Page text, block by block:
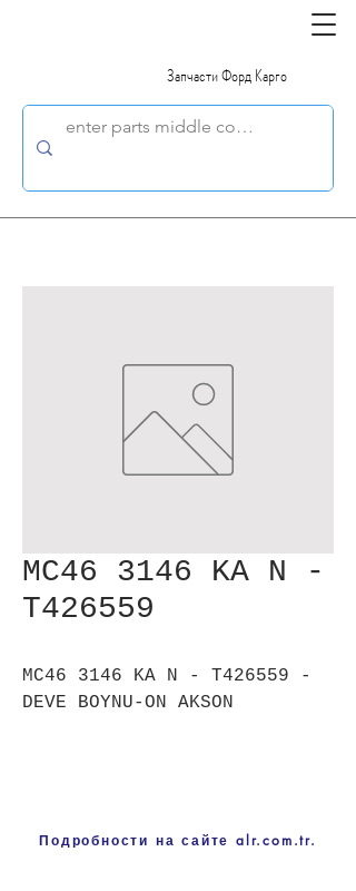
Запчасти Форд Карго
MC46 3146 KA N -
T426559
MC46 3146 KA N - T426559 -
DEVE BOYNU-ON AKSON
Подробности на сайте alr.com.tr.